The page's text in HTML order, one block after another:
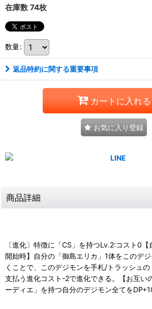
在庫数 74枚
数量:
返品特約に関する重要事項
カートに入れる
お気に入り登録
商品詳細
〔進化〕特徴に「CS」を持つLv.2:コスト0
開始時】自分の「御島エリカ」1体をこのデ
くことで、このデジモンを手札/トラッシュ
支払う進化コスト-2で進化できる。【お互い
ーディエ」を持つ自分のデジモン全てを